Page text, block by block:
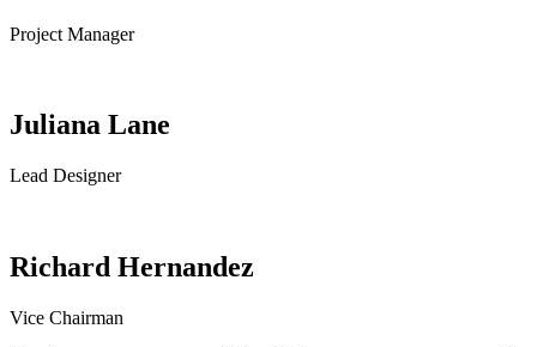
Project Manager
Juliana Lane
Lead Designer
Richard Hernandez
Vice Chairman